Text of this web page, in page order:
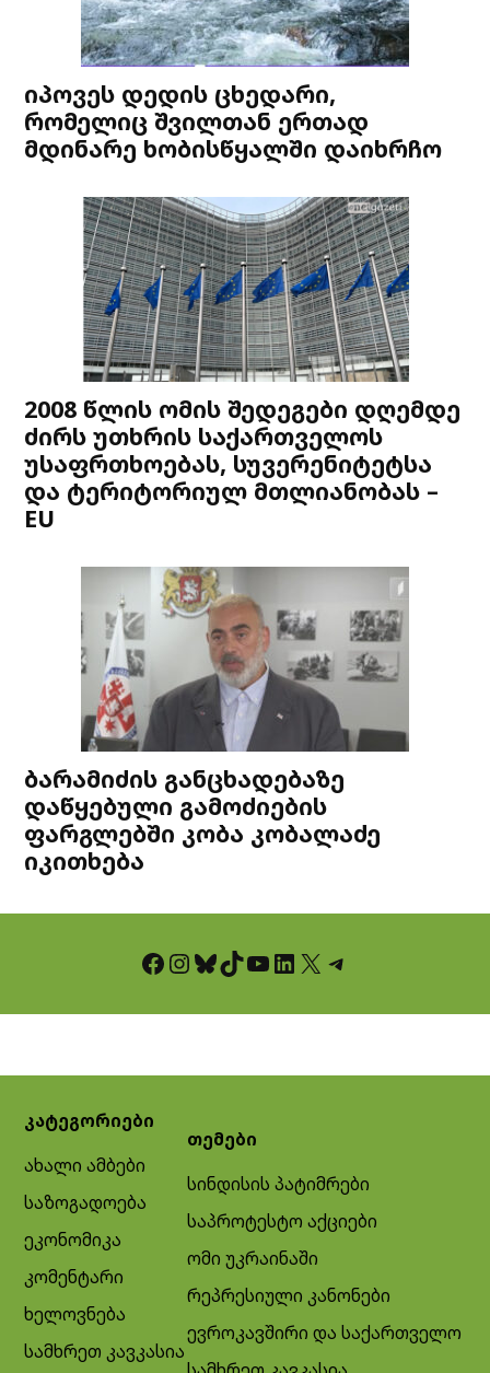
იპოვეს დედის ცხედარი,
რომელიც შვილთან ერთად
მდინარე ხობისწყალში დაიხრჩო
2008 წლის ომის შედეგები დღემდე
ძირს უთხრის საქართველოს
უსაფრთხოებას, სუვერენიტეტსა
და ტერიტორიულ მთლიანობას –
EU
ბარამიძის განცხადებაზე
დაწყებული გამოძიების
ფარგლებში კობა კობალაძე
იკითხება
Facebook InstagramBluesky TikTok YouTube LinkedIn X Telegram
კატეგორიები
ახალი ამბები
საზოგადოება
ეკონომიკა
კომენტარი
ხელოვნება
სამხრეთ კავკასია
თემები
სინდისის პატიმრები
საპროტესტო აქციები
ომი უკრაინაში
რეპრესიული კანონები
ევროკავშირი და საქართველო